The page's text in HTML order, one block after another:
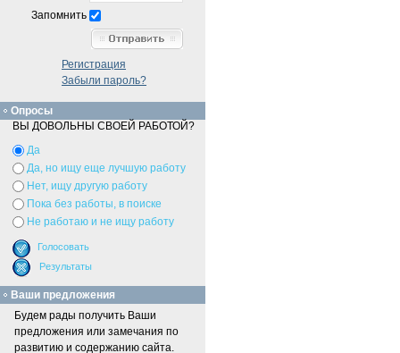
Запомнить
Регистрация
Забыли пароль?
Опросы
ВЫ ДОВОЛЬНЫ СВОЕЙ РАБОТОЙ?
Да
Да, но ищу еще лучшую работу
Нет, ищу другую работу
Пока без работы, в поиске
Не работаю и не ищу работу
Ваши предложения
Будем рады получить Ваши
предложения или замечания по
развитию и содержанию сайта.